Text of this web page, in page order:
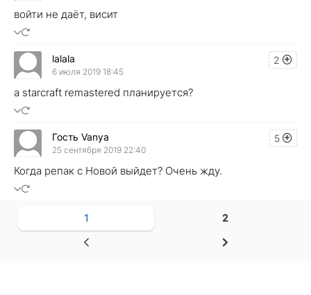
войти не даёт, висит
2
lalala
6 июля 2019 18:45
a starcraft remastered планируется?
5
Гость Vanya
25 сентября 2019 22:40
Когда репак с Новой выйдет? Очень жду.
1 2